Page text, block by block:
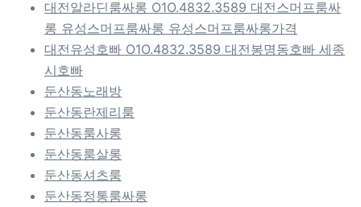
대전알라딘룸싸롱 O1O.4832.3589 대전스머프룸싸
롱 유성스머프룸싸롱 유성스머프룸싸롱가격
대전유성호빠 O1O.4832.3589 대전봉명동호빠 세종
시호빠
둔산동노래방
둔산동란제리룸
둔산동룸사롱
둔산동룸살롱
둔산동셔츠룸
둔산동정통룸싸롱